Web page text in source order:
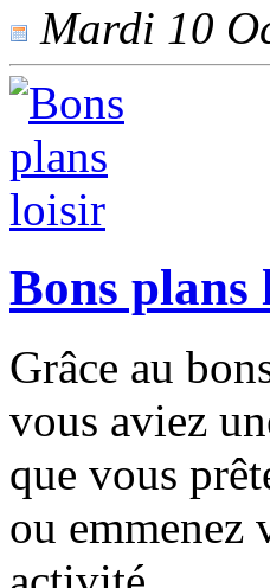
Mardi 10
Bons plans
Grâce au
vous aviez
que vous
ou emmenez